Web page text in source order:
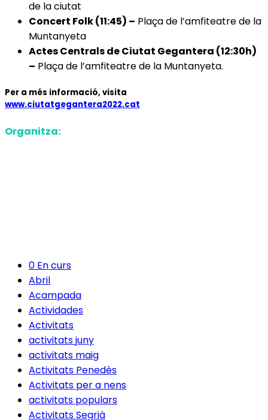
de la ciutat
Concert Folk (11:45) – Plaça de l’amfiteatre de la
Muntanyeta
Actes Centrals de Ciutat Gegantera (12:30h)
– Plaça de l’amfiteatre de la Muntanyeta.
Per a més informació, visita
www.ciutatgegantera2022.cat
Organitza:
0 En curs
Abril
Acampada
Actividades
Activitats
activitats juny
activitats maig
Activitats Penedès
Activitats per a nens
activitats populars
Activitats Segrià